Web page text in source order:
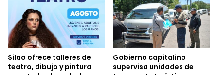
Silao ofrece talleres de
teatro, dibujo y pintura
Gobierno capitalino
supervisa unidades de